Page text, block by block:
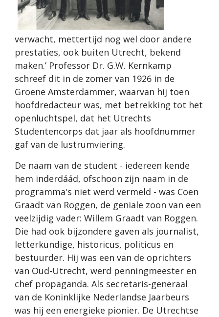
verwacht, mettertijd nog wel door andere
prestaties, ook buiten Utrecht, bekend
maken.’ Professor Dr. G.W. Kernkamp
schreef dit in de zomer van 1926 in de
Groene Amsterdammer, waarvan hij toen
hoofdredacteur was, met betrekking tot het
openluchtspel, dat het Utrechts
Studentencorps dat jaar als hoofdnummer
gaf van de lustrumviering.
De naam van de student - iedereen kende
hem inderdáád, ofschoon zijn naam in de
programma's niet werd vermeld - was Coen
Graadt van Roggen, de geniale zoon van een
veelzijdig vader: Willem Graadt van Roggen.
Die had ook bijzondere gaven als journalist,
letterkundige, historicus, politicus en
bestuurder. Hij was een van de oprichters
van Oud-Utrecht, werd penningmeester en
chef propaganda. Als secretaris-generaal
van de Koninklijke Nederlandse Jaarbeurs
was hij een energieke pionier. De Utrechtse